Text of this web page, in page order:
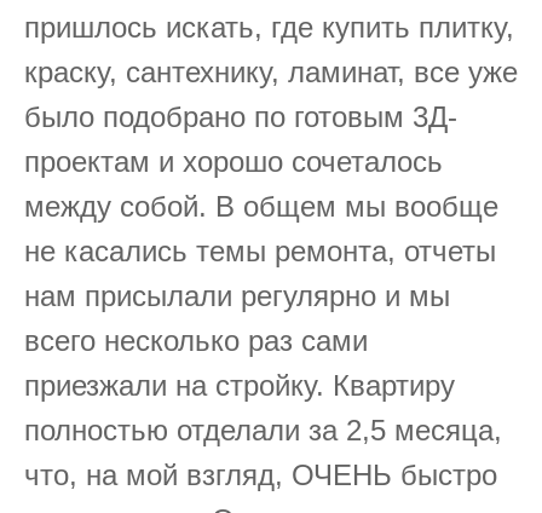
пришлось искать, где купить плитку,
краску, сантехнику, ламинат, все уже
было подобрано по готовым 3Д-
проектам и хорошо сочеталось
между собой. В общем мы вообще
не касались темы ремонта, отчеты
нам присылали регулярно и мы
всего несколько раз сами
приезжали на стройку. Квартиру
полностью отделали за 2,5 месяца,
что, на мой взгляд, ОЧЕНЬ быстро